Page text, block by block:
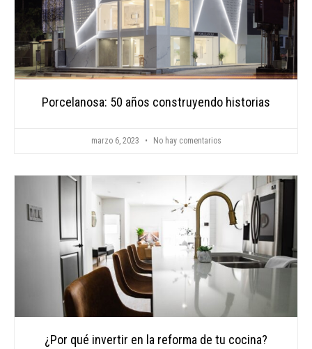
Porcelanosa: 50 años construyendo historias
marzo 6, 2023 No hay comentarios
¿Por qué invertir en la reforma de tu cocina?